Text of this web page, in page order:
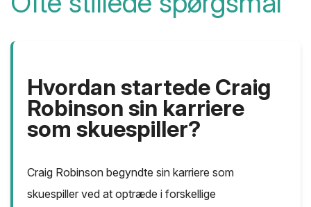
Hvordan startede Craig
Robinson sin karriere
som skuespiller?
Craig Robinson begyndte sin karriere som
skuespiller ved at optræde i forskellige